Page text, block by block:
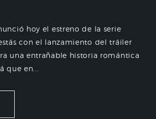
hoy el estreno de la serie
con el lanzamiento del tráiler
una entrañable historia romántica
que en...